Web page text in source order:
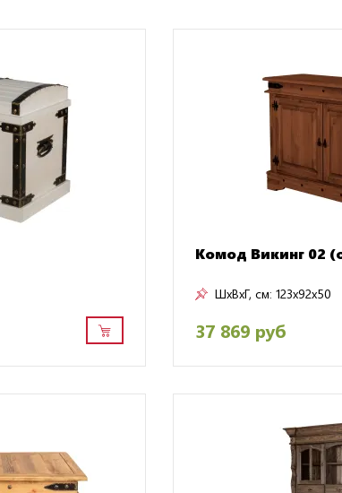
Комод Викинг 02
ШxВxГ, см: 123x92x50
37 869 руб